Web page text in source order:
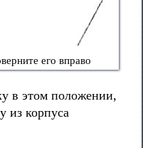
его вправо
в этом положении,
из корпуса